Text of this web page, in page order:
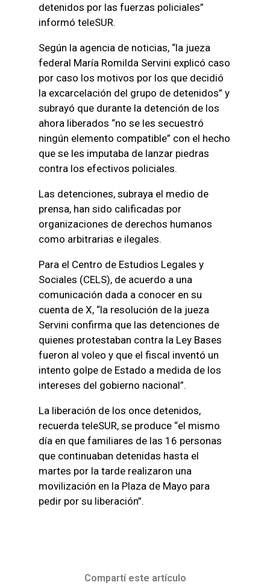
detenidos por las fuerzas policiales”
informó teleSUR.
Según la agencia de noticias, “la jueza
federal María Romilda Servini explicó caso
por caso los motivos por los que decidió
la excarcelación del grupo de detenidos” y
subrayó que durante la detención de los
ahora liberados “no se les secuestró
ningún elemento compatible” con el hecho
que se les imputaba de lanzar piedras
contra los efectivos policiales.
Las detenciones, subraya el medio de
prensa, han sido calificadas por
organizaciones de derechos humanos
como arbitrarias e ilegales.
Para el Centro de Estudios Legales y
Sociales (CELS), de acuerdo a una
comunicación dada a conocer en su
cuenta de X, “la resolución de la jueza
Servini confirma que las detenciones de
quienes protestaban contra la Ley Bases
fueron al voleo y que el fiscal inventó un
intento golpe de Estado a medida de los
intereses del gobierno nacional”.
La liberación de los once detenidos,
recuerda teleSUR, se produce “el mismo
día en que familiares de las 16 personas
que continuaban detenidas hasta el
martes por la tarde realizaron una
movilización en la Plaza de Mayo para
pedir por su liberación”.
Compartí este artículo